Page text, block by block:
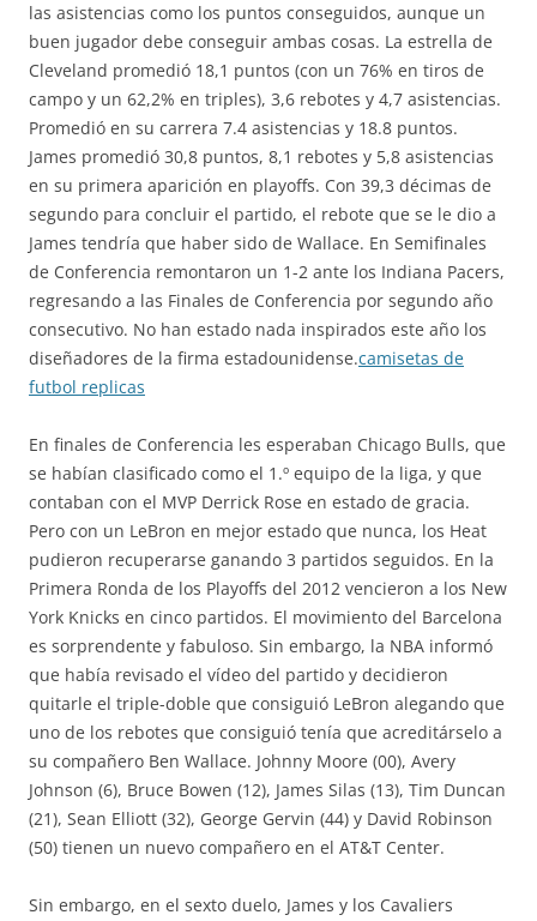
las asistencias como los puntos conseguidos, aunque un
buen jugador debe conseguir ambas cosas. La estrella de
Cleveland promedió 18,1 puntos (con un 76% en tiros de
campo y un 62,2% en triples), 3,6 rebotes y 4,7 asistencias.
Promedió en su carrera 7.4 asistencias y 18.8 puntos.
James promedió 30,8 puntos, 8,1 rebotes y 5,8 asistencias
en su primera aparición en playoffs. Con 39,3 décimas de
segundo para concluir el partido, el rebote que se le dio a
James tendría que haber sido de Wallace. En Semifinales
de Conferencia remontaron un 1-2 ante los Indiana Pacers,
regresando a las Finales de Conferencia por segundo año
consecutivo. No han estado nada inspirados este año los
diseñadores de la firma estadounidense.camisetas de
futbol replicas
En finales de Conferencia les esperaban Chicago Bulls, que
se habían clasificado como el 1.º equipo de la liga, y que
contaban con el MVP Derrick Rose en estado de gracia.
Pero con un LeBron en mejor estado que nunca, los Heat
pudieron recuperarse ganando 3 partidos seguidos. En la
Primera Ronda de los Playoffs del 2012 vencieron a los New
York Knicks en cinco partidos. El movimiento del Barcelona
es sorprendente y fabuloso. Sin embargo, la NBA informó
que había revisado el vídeo del partido y decidieron
quitarle el triple-doble que consiguió LeBron alegando que
uno de los rebotes que consiguió tenía que acreditárselo a
su compañero Ben Wallace. Johnny Moore (00), Avery
Johnson (6), Bruce Bowen (12), James Silas (13), Tim Duncan
(21), Sean Elliott (32), George Gervin (44) y David Robinson
(50) tienen un nuevo compañero en el AT&T Center.
Sin embargo, en el sexto duelo, James y los Cavaliers